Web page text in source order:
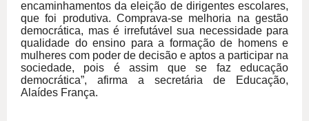
encaminhamentos da eleição de dirigentes escolares,
que foi produtiva. Comprava-se melhoria na gestão
democrática, mas é irrefutável sua necessidade para
qualidade do ensino para a formação de homens e
mulheres com poder de decisão e aptos a participar na
sociedade, pois é assim que se faz educação
democrática”, afirma a secretária de Educação,
Alaídes França.